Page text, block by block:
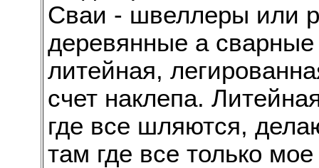
Сваи - швеллеры или
деревянные а сварные
литейная,
счет наклепа.
где все шляются,
там где все только